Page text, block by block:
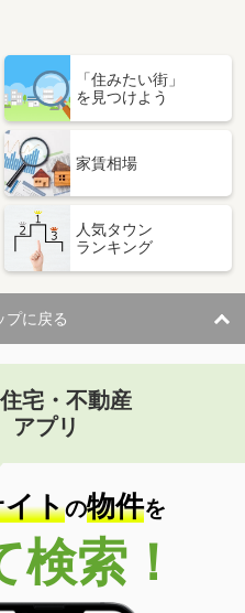
「住みたい街」
を見つけよう
家賃相場
人気タウン
ランキング
プに戻る
宅・不動産
アプリ
トの物件を
検索！